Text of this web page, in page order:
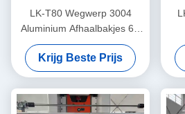
LK-T80 Wegwerp 3004
Aluminium Afhaalbakjes 6A
Folie Maakmachine
Krijg Beste Prijs